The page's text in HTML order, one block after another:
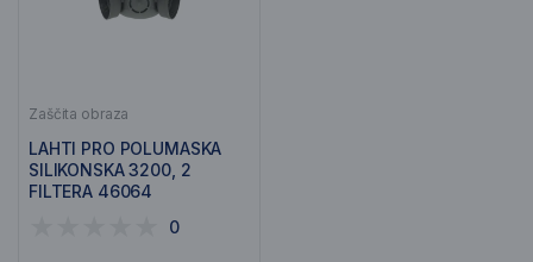
Zaščita obraza
LAHTI PRO POLUMASKA
SILIKONSKA 3200, 2
FILTERA 46064
0